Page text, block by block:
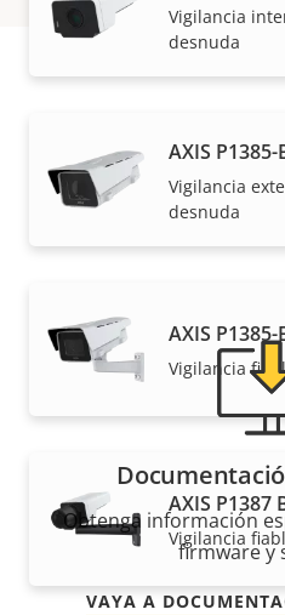
Vigilancia
desnuda
AXIS
Vigilancia
desnuda
AXIS
Vigilancia
AXIS P1387
Vigilancia
Asistencia
¿Necesita información
Axis, software o ayuda de
Obtenga información
firmware y
VAYA A